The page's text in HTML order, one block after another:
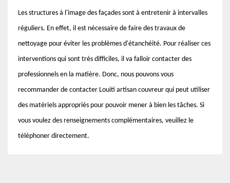
Les structures à l'image des façades sont à entretenir à intervalles
réguliers. En effet, il est nécessaire de faire des travaux de
nettoyage pour éviter les problèmes d'étanchéité. Pour réaliser ces
interventions qui sont très difficiles, il va falloir contacter des
professionnels en la matière. Donc, nous pouvons vous
recommander de contacter Louiti artisan couvreur qui peut utiliser
des matériels appropriés pour pouvoir mener à bien les tâches. Si
vous voulez des renseignements complémentaires, veuillez le
téléphoner directement.